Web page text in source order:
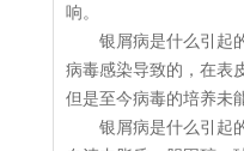
响。
银屑病是什么引起
病毒感染导致的，在表
但是至今病毒的培养未
银屑病是什么引起